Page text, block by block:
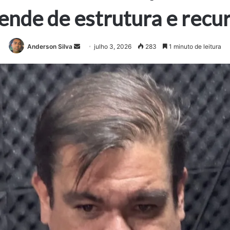
de estrutura e
Anderson Silva
Mande
e-
mail
julho 3, 2026 283 1 minuto de leitura